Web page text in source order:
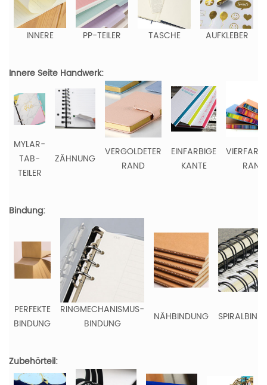
INNERE PP-TEILER TASCHE AUFKLEBER
Innere Seite Handwerk:
MYLAR-
TAB-
TEILER
ZÄHNUNG
VERGOLDETER
RAND
EINFARBIGE
KANTE
RAND
Bindung:
PERFEKTE
BINDUNG
RINGMECHANISMUS-
BINDUNG
NÄHBINDUNG
Zubehörteil: